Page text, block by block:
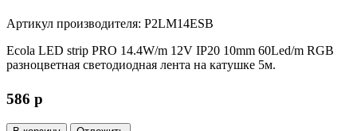
Артикул производителя: P2LM14ESB
Ecola LED strip PRO 14.4W/m 12V IP20 10mm 60Led/m RGB
разноцветная светодиодная лента на катушке 5м.
586 p